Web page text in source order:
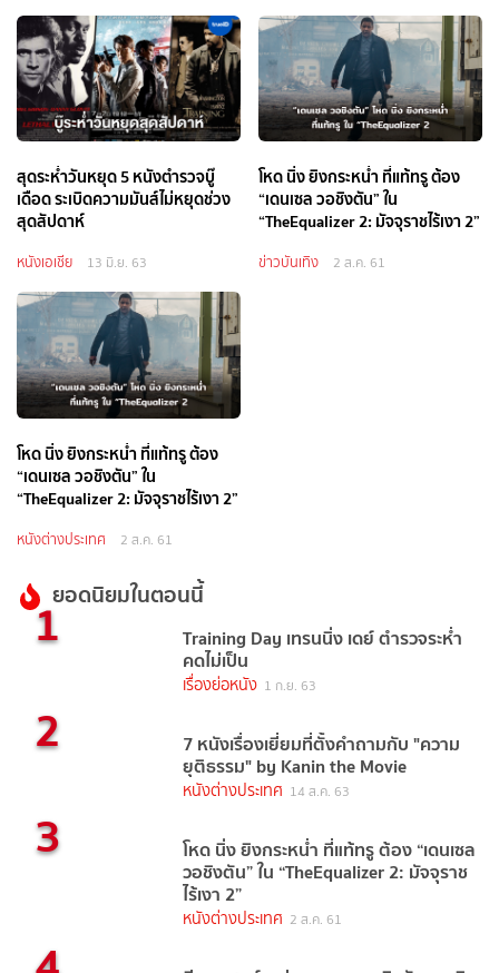
สุดระห่ำวันหยุด 5 หนังตำรวจบู๊
เดือด ระเบิดความมันส์ไม่หยุดช่วง
สุดสัปดาห์
หนังเอเชีย 13 มิ.ย. 63
โหด นิ่ง ยิงกระหน่ำ ที่แท้ทรู ต้อง
“เดนเซล วอชิงตัน” ใน
“TheEqualizer 2: มัจจุราชไร้เงา 2”
ข่าวบันเทิง 2 ส.ค. 61
โหด นิ่ง ยิงกระหน่ำ ที่แท้ทรู ต้อง
“เดนเซล วอชิงตัน” ใน
“TheEqualizer 2: มัจจุราชไร้เงา 2”
หนังต่างประเทศ 2 ส.ค. 61
ยอดนิยมในตอนนี้
1 Training Day เทรนนิ่ง เดย์ ตำรวจระห่ำ
คดไม่เป็น
เรื่องย่อหนัง 1 ก.ย. 63
2 7 หนังเรื่องเยี่ยมที่ตั้งคำถามกับ "ความ
ยุติธรรม" by Kanin the Movie
หนังต่างประเทศ 14 ส.ค. 63
3 โหด นิ่ง ยิงกระหน่ำ ที่แท้ทรู ต้อง “เดนเซล
วอชิงตัน” ใน “TheEqualizer 2: มัจจุราช
ไร้เงา 2”
หนังต่างประเทศ 2 ส.ค. 61